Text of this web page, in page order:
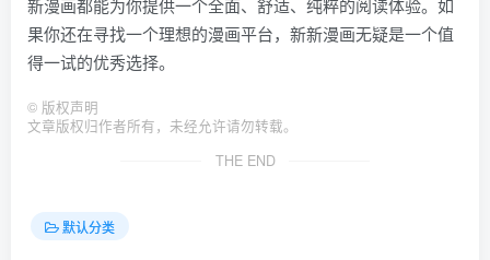
新漫画都能为你提供一个全面、舒适、纯粹的阅读体验。如
果你还在寻找一个理想的漫画平台，新新漫画无疑是一个值
得一试的优秀选择。
© 版权声明
文章版权归作者所有，未经允许请勿转载。
THE END
默认分类